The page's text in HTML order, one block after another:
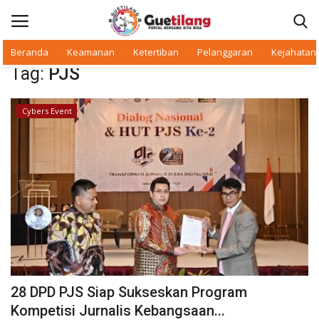
Beranda Keamanan Ketertiban Pelanggaran Kejahatan
Masuk
Beranda
Makan Bergizi
Warkop Digital
Pelanggaran
Ketertiban
Tag: PJS
Cybers Event
28 DPD PJS Siap Sukseskan Program
Kompetisi Jurnalis Kebangsaan...